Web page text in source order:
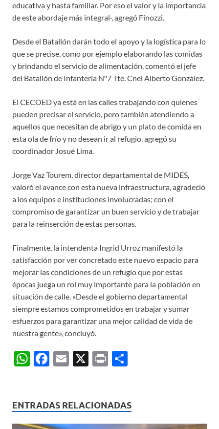
educativa y hasta familiar. Por eso el valor y la importancia
de este abordaje más integral·, agregó Finozzi.
Desde el Batallón darán todo el apoyo y la logística para lo
que se precise, como por ejemplo elaborando las comidas
y brindando el servicio de alimentación, comentó el jefe
del Batallón de Infantería Nº7 Tte. Cnel Alberto González.
El CECOED ya está en las calles trabajando con quienes
pueden precisar el servicio, pero también atendiendo a
aquellos que necesitan de abrigo y un plato de comida en
esta ola de frío y no desean ir al refugio, agregó su
coordinador Josué Lima.
Jorge Vaz Tourem, director departamental de MIDES,
valoró el avance con esta nueva infraestructura, agradeció
a los equipos e instituciones involucradas; con el
compromiso de garantizar un buen servicio y de trabajar
para la reinserción de estas personas.
Finalmente, la intendenta Ingrid Urroz manifestó la
satisfacción por ver concretado este nuevo espacio para
mejorar las condiciones de un refugio que por estas
épocas juega un rol muy importante para la población en
situación de calle. «Desde el gobierno departamental
siempre estamos comprometidos en trabajar y sumar
esfuerzos para garantizar una mejor calidad de vida de
nuestra gente», concluyó.
W
s
A
F
b
o
E
X
P
p
ar
ENTRADAS RELACIONADAS